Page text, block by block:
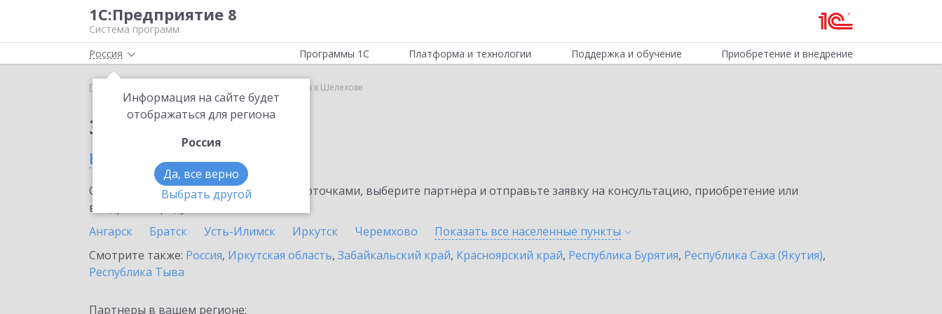
1С:Предприятие 8
Система программ
Россия
Информация на сайте будет
отображаться для региона
Россия
Да, все верно
Выбрать другой
Программы 1С Платформа и технологии Поддержка и обучение Приобретение и внедрение
Главная 1С-Товары в Шелехове
Заказать 1С-Товары
в Шелехове
Ознакомьтесь с информационными карточками, выберите партнёра и отправьте заявку на консультацию, приобретение или
внедрение продукта.
Ангарск
Братск Усть-Илимск Иркутск Черемхово Показать все населенные пункты
Смотрите также: Россия, Иркутская область, Забайкальский край, Красноярский край, Республика Бурятия, Республика Саха (Якутия),
Республика Тыва
Партнеры в вашем регионе: